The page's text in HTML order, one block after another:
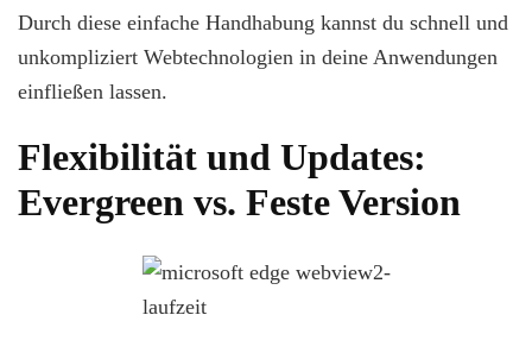
Durch diese einfache Handhabung kannst du schnell und
unkompliziert Webtechnologien in deine Anwendungen
einfließen lassen.
Flexibilität und Updates:
Evergreen vs. Feste Version